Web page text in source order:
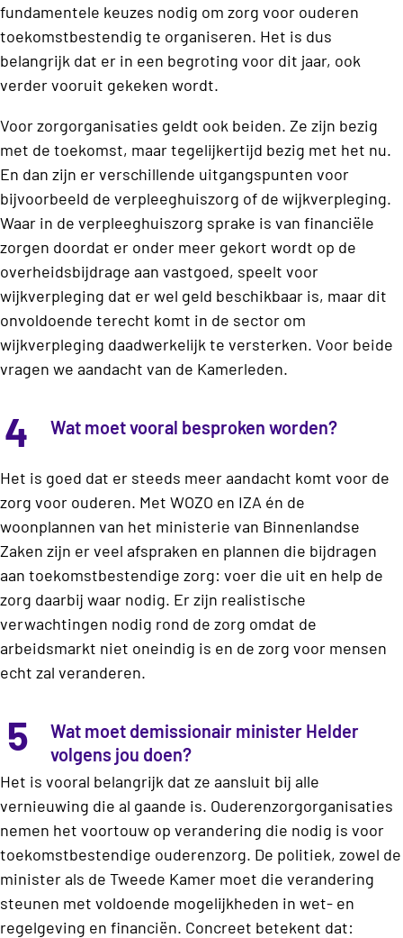
fundamentele keuzes nodig om zorg voor ouderen
toekomstbestendig te organiseren. Het is dus
belangrijk dat er in een begroting voor dit jaar, ook
verder vooruit gekeken wordt.
Voor zorgorganisaties geldt ook beiden. Ze zijn bezig
met de toekomst, maar tegelijkertijd bezig met het nu.
En dan zijn er verschillende uitgangspunten voor
bijvoorbeeld de verpleeghuiszorg of de wijkverpleging.
Waar in de verpleeghuiszorg sprake is van financiële
zorgen doordat er onder meer gekort wordt op de
overheidsbijdrage aan vastgoed, speelt voor
wijkverpleging dat er wel geld beschikbaar is, maar dit
onvoldoende terecht komt in de sector om
wijkverpleging daadwerkelijk te versterken. Voor beide
vragen we aandacht van de Kamerleden.
4 Wat moet vooral besproken worden?
Het is goed dat er steeds meer aandacht komt voor de
zorg voor ouderen. Met WOZO en IZA én de
woonplannen van het ministerie van Binnenlandse
Zaken zijn er veel afspraken en plannen die bijdragen
aan toekomstbestendige zorg: voer die uit en help de
zorg daarbij waar nodig. Er zijn realistische
verwachtingen nodig rond de zorg omdat de
arbeidsmarkt niet oneindig is en de zorg voor mensen
echt zal veranderen.
5
Wat moet demissionair minister Helder
volgens jou doen?
Het is vooral belangrijk dat ze aansluit bij alle
vernieuwing die al gaande is. Ouderenzorgorganisaties
nemen het voortouw op verandering die nodig is voor
toekomstbestendige ouderenzorg. De politiek, zowel de
minister als de Tweede Kamer moet die verandering
steunen met voldoende mogelijkheden in wet- en
regelgeving en financiën. Concreet betekent dat: